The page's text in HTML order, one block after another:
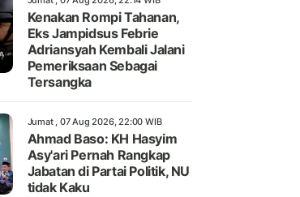
Kenakan Rompi Tahanan,
Eks Jampidsus Febrie
Adriansyah Kembali Jalani
Pemeriksaan Sebagai
Tersangka
Jumat , 07 Aug 2026, 22:00 WIB
Ahmad Baso: KH Hasyim
Asy'ari Pernah Rangkap
Jabatan di Partai Politik, NU
tidak Kaku